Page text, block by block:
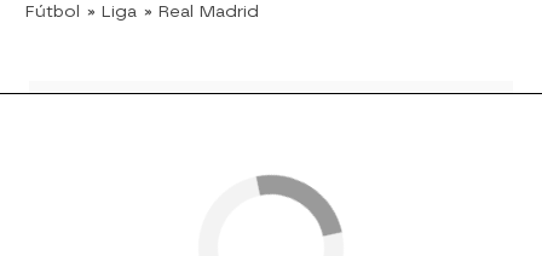
Fútbol » Liga » Real Madrid